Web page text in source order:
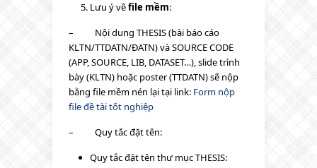
Lưu ý vềfile mềm:
– Nội dung THESIS (bài báo cáo
KLTN/TTDATN/ĐATN) và SOURCE CODE
(APP, SOURCE, LIB, DATASET…), slide trình
bày (KLTN) hoặc poster (TTDATN) sẽ nộp
bằng file mềm nén lại tại link: Form nộp
file đề tài tốt nghiệp
– Quy tắc đặt tên:
Quy tắc đặt tên thư mục THESIS: